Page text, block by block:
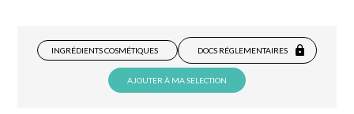
INGRÉDIENTS COSMÉTIQUES DOCS RÉGLEMENTAIRES
AJOUTER À MA SELECTION